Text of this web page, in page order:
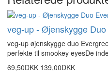
veg-up - Øjenskygge
veg-up øjenskygge duo
perfekte til smookey eyesDe
69,50DKK 139,00DKK